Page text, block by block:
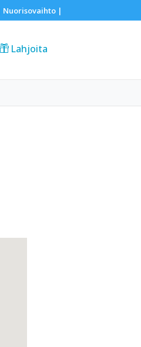
Nuorisovaihto|
Lahjoita